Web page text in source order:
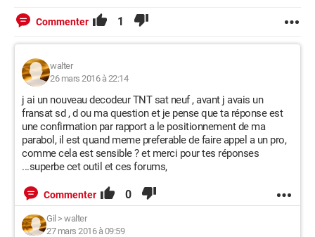
Commenter 1
walter
26 mars 2016 à 22:14
j ai un nouveau decodeur TNT sat neuf , avant j avais un
fransat sd , d ou ma question et je pense que ta réponse est
une confirmation par rapport a le positionnement de ma
parabol, il est quand meme preferable de faire appel a un pro,
comme cela est sensible ? et merci pour tes réponses
...superbe cet outil et ces forums,
Commenter 0
Gil > walter
27 mars 2016 à 09:59